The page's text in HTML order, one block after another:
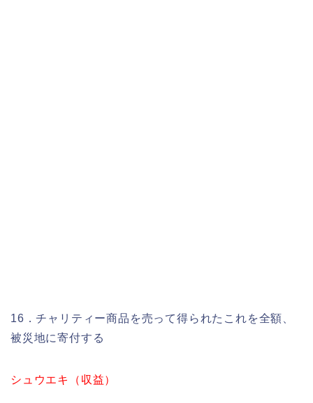
16．チャリティー商品を売って得られたこれを全額、
被災地に寄付する
シュウエキ（収益）